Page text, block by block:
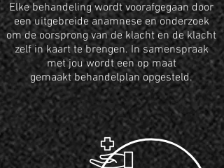
Elke behandelingwordtvoorafgegaan door
eenuitgebreide anamnese en onderzoek
om de oorsprong van de klacht en de klacht
zelf in kaart te brengen. In samenspraak
met jou wordt een op maat
gemaakt behandelplan opgesteld.